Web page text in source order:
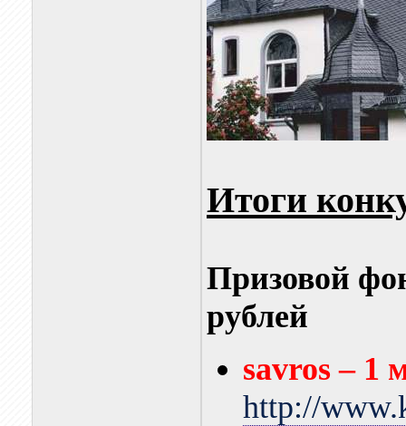
Итоги
Призовой
рублей
savros – 1
http://